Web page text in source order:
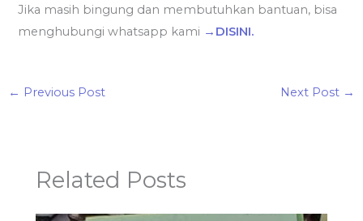
Jika masih bingung dan membutuhkan bantuan, bisa
menghubungi whatsapp kami →DISINI.
← Previous Post Next Post →
Related Posts